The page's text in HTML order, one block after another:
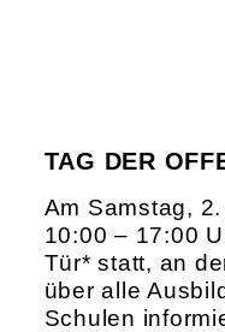
TAG DER
Am Samstag,
10:00 – 17:00
Tür* statt, an
über alle
Schulen